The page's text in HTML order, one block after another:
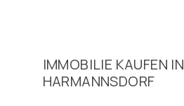
IMMOBILIE KAUFEN IN
HARMANNSDORF